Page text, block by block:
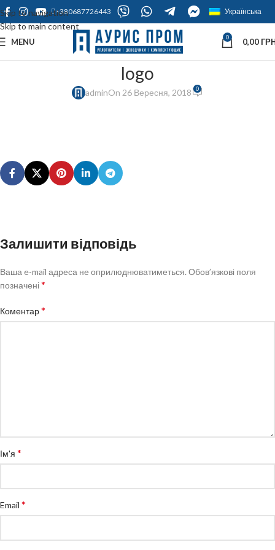
Skip to navigation
Skip to main content
+380687726443 Українська
MENU 0 0,00
logo
adminOn 26 Вересня, 2018 0
Залишити відповідь
Ваша e-mail адреса не оприлюднюватиметься. Обов’язкові поля
позначені*
Коментар*
Ім'я *
Email *